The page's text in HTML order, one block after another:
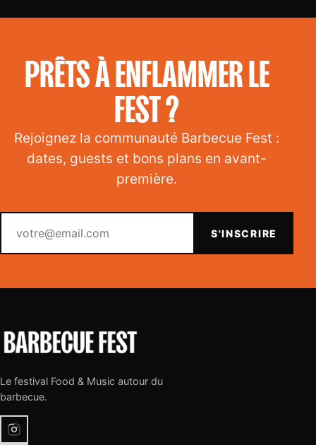
PRÊTS À ENFLAMMER LE
FEST ?
Rejoignez la communauté Barbecue Fest :
dates, guests et bons plans en avant-
première.
S'INSCRIRE
Le festival Food & Music autour du
barbecue.
Instagram